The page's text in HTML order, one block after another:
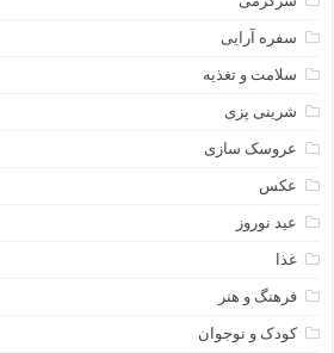
سفره آرایی
سلامت و تغذیه
شرینی پزی
عروسک سازی
عکس
عید نوروز
غذا
فرهنگ و هنر
کودک و نوجوان